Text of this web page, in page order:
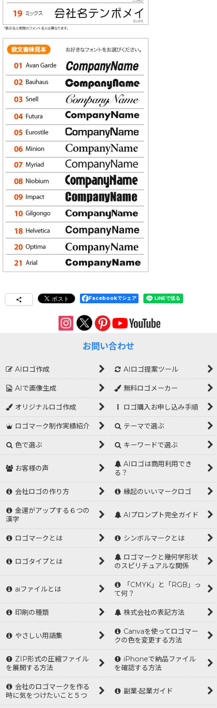
Facebookでシェア
お問い合わせ
AIロゴ作成 AIロゴ提案ツール
AIで画像生成 無料ロゴメーカー
オリジナルロゴ作成 ロゴ購入お申し込み手順
ロゴマーク制作実績紹介 テーマで選ぶ
色で選ぶ キーワードで選ぶ
お客様の声
AIロゴは商用利用でき
る？
会社ロゴの作り方 縁起のいいマークロゴ
金運がアップする６つの
漢字
AIプロンプト完全ガイド
ロゴマークとは シンボルマークとは
ロゴタイプとは
ロゴマークと幾何学形状
のスピリチュアルな関係
aiファイルとは
「CMYK」と「RGB」っ
て何？
印刷の種類 株式会社の表記方法
やさしい用語集
Canvaを使ってロゴマー
クの色を変更する方法
ZIP形式の圧縮ファイル
を展開する方法
iPhoneで納品ファイル
を確認する方法
会社のロゴマークを作る
時に気をつけたいこと５つ
副業•起業ガイド